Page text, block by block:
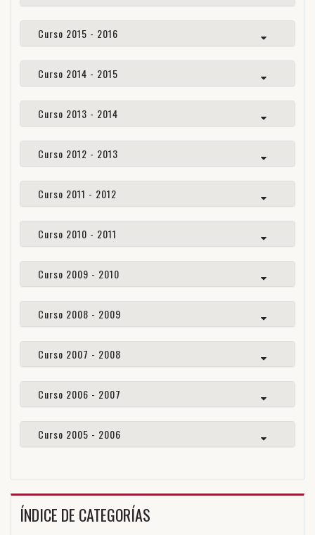
Curso 2015 - 2016
Curso 2014 - 2015
Curso 2013 - 2014
Curso 2012 - 2013
Curso 2011 - 2012
Curso 2010 - 2011
Curso 2009 - 2010
Curso 2008 - 2009
Curso 2007 - 2008
Curso 2006 - 2007
Curso 2005 - 2006
ÍNDICE DE CATEGORÍAS